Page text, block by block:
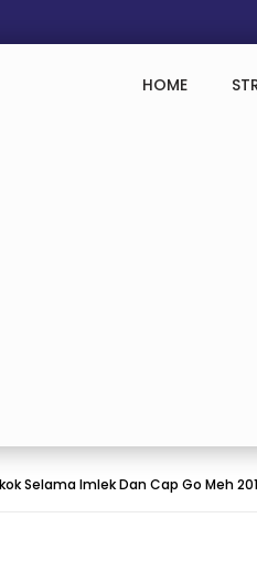
HOME
Selama Imlek Dan Cap Go Meh